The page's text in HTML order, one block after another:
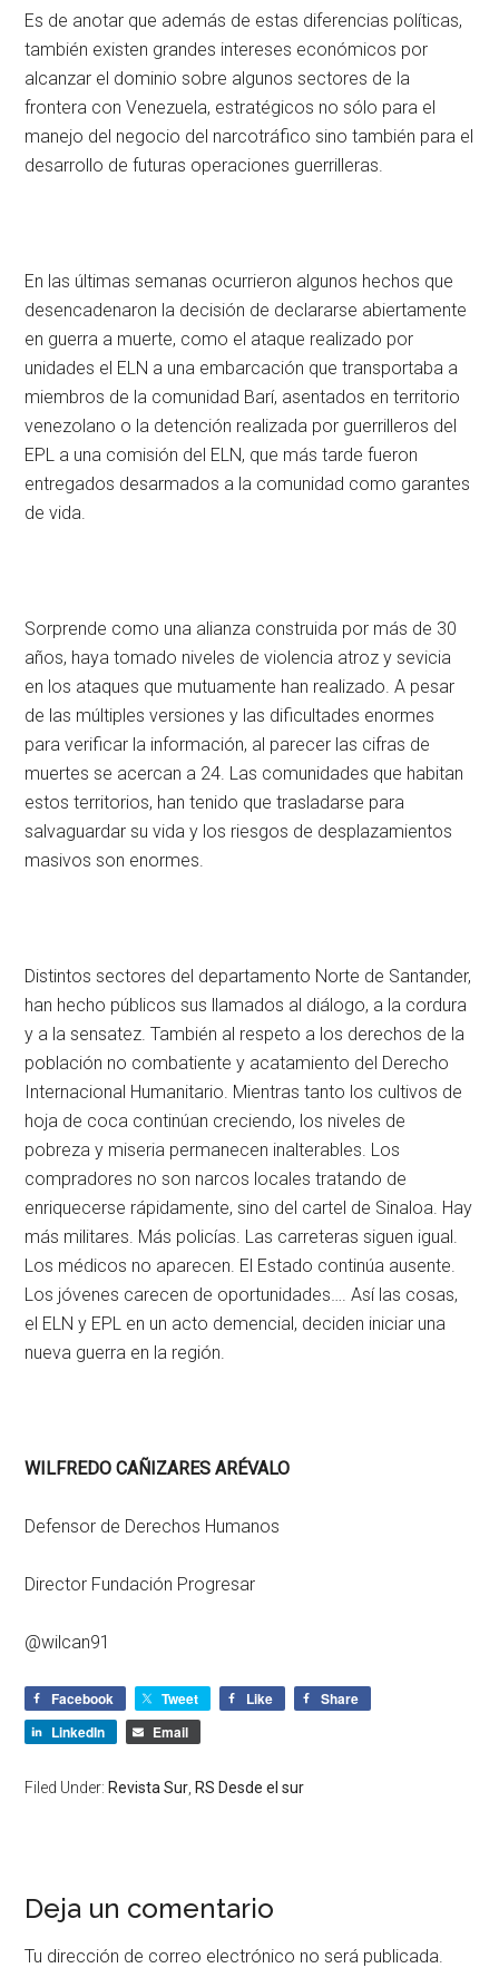
Es de anotar que además de estas diferencias políticas,
también existen grandes intereses económicos por
alcanzar el dominio sobre algunos sectores de la
frontera con Venezuela, estratégicos no sólo para el
manejo del negocio del narcotráfico sino también para el
desarrollo de futuras operaciones guerrilleras.
En las últimas semanas ocurrieron algunos hechos que
desencadenaron la decisión de declararse abiertamente
en guerra a muerte, como el ataque realizado por
unidades el ELN a una embarcación que transportaba a
miembros de la comunidad Barí, asentados en territorio
venezolano o la detención realizada por guerrilleros del
EPL a una comisión del ELN, que más tarde fueron
entregados desarmados a la comunidad como garantes
de vida.
Sorprende como una alianza construida por más de 30
años, haya tomado niveles de violencia atroz y sevicia
en los ataques que mutuamente han realizado. A pesar
de las múltiples versiones y las dificultades enormes
para verificar la información, al parecer las cifras de
muertes se acercan a 24. Las comunidades que habitan
estos territorios, han tenido que trasladarse para
salvaguardar su vida y los riesgos de desplazamientos
masivos son enormes.
Distintos sectores del departamento Norte de Santander,
han hecho públicos sus llamados al diálogo, a la cordura
y a la sensatez. También al respeto a los derechos de la
población no combatiente y acatamiento del Derecho
Internacional Humanitario. Mientras tanto los cultivos de
hoja de coca continúan creciendo, los niveles de
pobreza y miseria permanecen inalterables. Los
compradores no son narcos locales tratando de
enriquecerse rápidamente, sino del cartel de Sinaloa. Hay
más militares. Más policías. Las carreteras siguen igual.
Los médicos no aparecen. El Estado continúa ausente.
Los jóvenes carecen de oportunidades…. Así las cosas,
el ELN y EPL en un acto demencial, deciden iniciar una
nueva guerra en la región.
WILFREDO CAÑIZARES ARÉVALO
Defensor de Derechos Humanos
Director Fundación Progresar
@wilcan91
Facebook Tweet Like
Share
LinkedIn
Email
Filed Under: Revista Sur RS Desde el sur
Deja un comentario
Tu dirección de correo electrónico no será publicada.